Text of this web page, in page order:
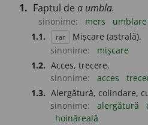
1. Faptul de a umbla.
sinonime: mers umblare
1.1.
rar
Mișcare (astrală).
sinonime:
mișcare
1.2. Acces, trecere.
sinonime:
acces
1.3. Alergătură, colindare,
sinonime:
alergătură
hoinăreală